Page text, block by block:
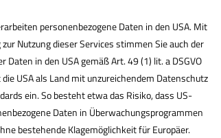
personenbezogene Daten in den USA. Mit
Nutzung dieser Services stimmen Sie auch der
Daten in den USA gemäß Art. 49 (1) lit. a DSGVO
USA als Land mit unzureichendem Datenschutz
ein. So besteht etwa das Risiko, dass US-
Daten in Überwachungsprogrammen
bestehende Klagemöglichkeit für Europäer.